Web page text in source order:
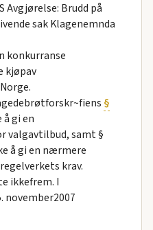
Avgjørelse: Brudd på
sak Klagenemnda
konkurranse
kjøpav
§
å gi en
valgavtilbud, samt §
å gi en nærmere
krav.
ikkefrem. I
november2007